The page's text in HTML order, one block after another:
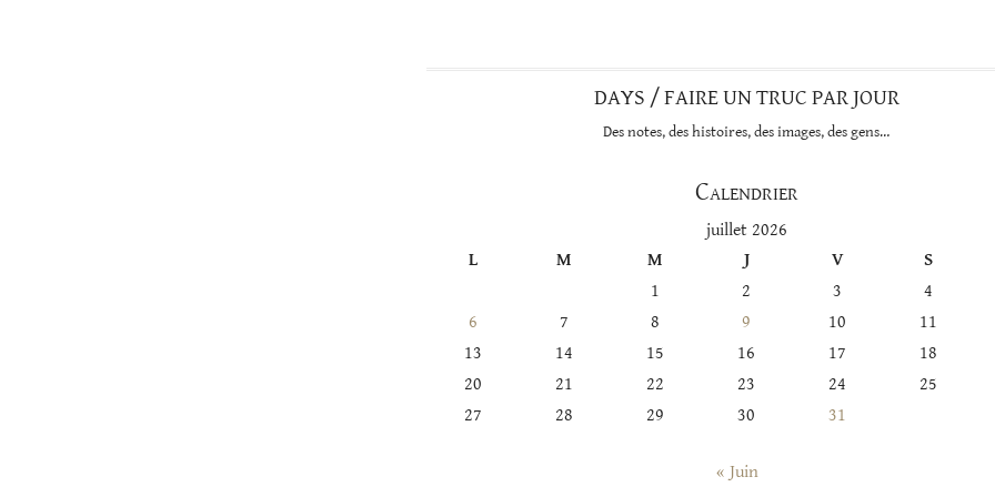
DAYS / FAIRE UN TRUC PAR JOUR
Des notes, des histoires, des images, des gens…
Calendrier
juillet 2026
L
M M J V S
1
2 3 4
6
7 8 9 10 11
13
14 15 16 17 18
20
21 22 23 24 25
27
28 29 30 31
« Juin